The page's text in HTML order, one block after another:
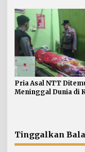
Merah Putih 81 Meter
Dibentangkan di
Pria Asal NTT
Meninggal Dunia di
Tinggalkan